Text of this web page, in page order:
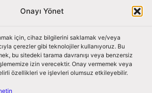
Onayı Yönet
için, cihaz bilgilerini saklamak ve/veya
çerezler gibi teknolojiler kullanıyoruz. Bu
bu sitedeki tarama davranışı veya benzersiz
izin verecektir. Onay vermemek veya
özellikleri ve işlevleri olumsuz etkileyebilir.
info@nouvart.net
Bizi Takip Edin